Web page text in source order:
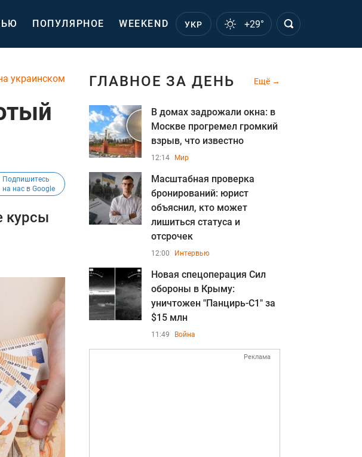
ПОПУЛЯРНОЕ WEEKEND УКР +29°
украинском
Подпишитесь
на нас в Google
курсы
ГЛАВНОЕ ЗА ДЕНЬ Ещё
В домах задрожали окна: в
Москве прогремел громкий
взрыв, что известно
12:14 Мир
Масштабная проверка
бронирований: юрист
объяснил, кто может
лишиться статуса и
отсрочек
12:00 Интервью
Новая спецоперация Сил
обороны в Крыму:
уничтожен "Панцирь-С1" за
$15 млн
11:49 Война
Реклама